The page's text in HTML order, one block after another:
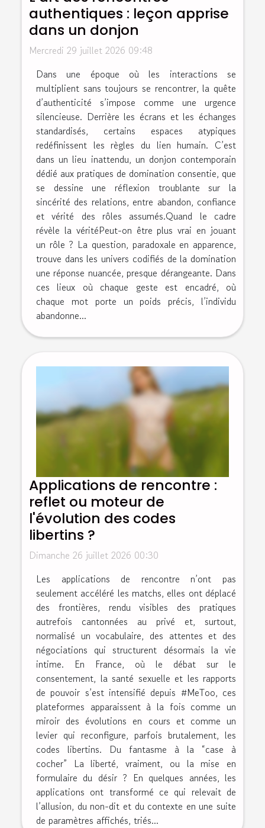
authentiques : leçon apprise
dans un donjon
Mercredi 29 juillet 2026 09:48
Dans une époque où les interactions se
multiplient sans toujours se rencontrer, la quête
d’authenticité s’impose comme une urgence
silencieuse. Derrière les écrans et les échanges
standardisés, certains espaces atypiques
redéfinissent les règles du lien humain. C’est
dans un lieu inattendu, un donjon contemporain
dédié aux pratiques de domination consentie, que
se dessine une réflexion troublante sur la
sincérité des relations, entre abandon, confiance
et vérité des rôles assumés.Quand le cadre
révèle la véritéPeut-on être plus vrai en jouant
un rôle ? La question, paradoxale en apparence,
trouve dans les univers codifiés de la domination
une réponse nuancée, presque dérangeante. Dans
ces lieux où chaque geste est encadré, où
chaque mot porte un poids précis, l’individu
abandonne...
Applications de rencontre :
reflet ou moteur de
l'évolution des codes
libertins ?
Dimanche 26 juillet 2026 00:30
Les applications de rencontre n’ont pas
seulement accéléré les matchs, elles ont déplacé
des frontières, rendu visibles des pratiques
autrefois cantonnées au privé et, surtout,
normalisé un vocabulaire, des attentes et des
négociations qui structurent désormais la vie
intime. En France, où le débat sur le
consentement, la santé sexuelle et les rapports
de pouvoir s’est intensifié depuis #MeToo, ces
plateformes apparaissent à la fois comme un
miroir des évolutions en cours et comme un
levier qui reconfigure, parfois brutalement, les
codes libertins. Du fantasme à la “case à
cocher” La liberté, vraiment, ou la mise en
formulaire du désir ? En quelques années, les
applications ont transformé ce qui relevait de
l’allusion, du non-dit et du contexte en une suite
de paramètres affichés, triés...